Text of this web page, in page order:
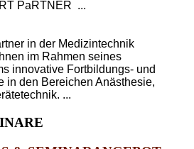
PaRTNER ...
in der Medizintechnik
im Rahmen seines
innovative Fortbildungs- und
in den Bereichen Anästhesie,
...